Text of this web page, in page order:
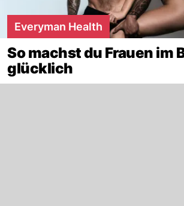
Everyman Health
So machst du Frauen im
glücklich